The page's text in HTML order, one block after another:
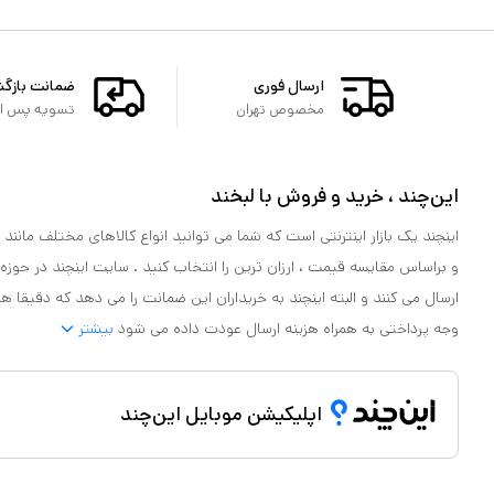
ارسال فوری
مخصوص تهران
ضمانت
تسویه پس
این‌چند ، خرید و فروش با لبخند
اینچند یک بازار اینترنتی است که شما می توانید انواع کالاهای مختلف
و براساس مقایسه قیمت ، ارزان ترین را انتخاب کنید . سایت اینچند در
ارسال می کنند و البته اینچند به خریداران این ضمانت را می دهد که
وجه پرداختی به همراه هزینه ارسال عودت داده می شود بیشتر
اپلیکیشن موبایل این‌چند